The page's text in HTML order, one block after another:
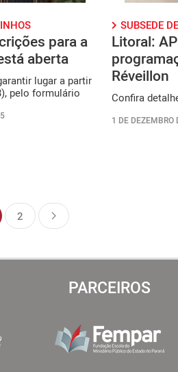
para a
aberta
lugar a partir
pelo formulário
SUBSEDE
Litoral:
Réveillon
Confira
1 DE DEZEMBRO
2
PARCEIROS